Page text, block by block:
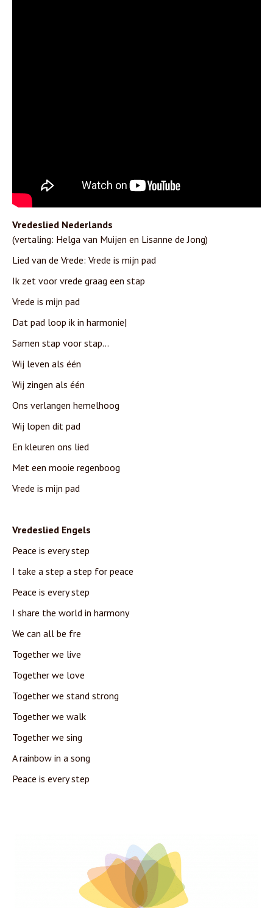
Vredeslied Nederlands
(vertaling: Helga van Muijen en Lisanne de Jong)
Lied van de Vrede: Vrede is mijn pad
Ik zet voor vrede graag een stap
Vrede is mijn pad
Dat pad loop ik in harmonie|
Samen stap voor stap…
Wij leven als één
Wij zingen als één
Ons verlangen hemelhoog
Wij lopen dit pad
En kleuren ons lied
Met een mooie regenboog
Vrede is mijn pad
Vredeslied Engels
Peace is every step
I take a step a step for peace
Peace is every step
I share the world in harmony
We can all be fre
Together we live
Together we love
Together we stand strong
Together we walk
Together we sing
A rainbow in a song
Peace is every step